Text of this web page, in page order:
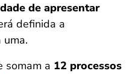
de apresentar
definida a
somam a 12 processos